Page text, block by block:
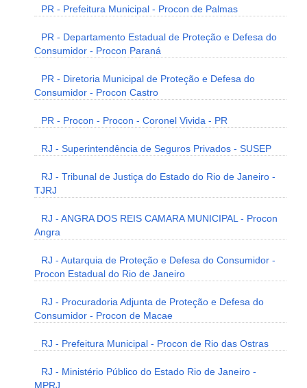
PR - Prefeitura Municipal - Procon de Palmas
PR - Departamento Estadual de Proteção e Defesa do
Consumidor - Procon Paraná
PR - Diretoria Municipal de Proteção e Defesa do
Consumidor - Procon Castro
PR - Procon - Procon - Coronel Vivida - PR
RJ - Superintendência de Seguros Privados - SUSEP
RJ - Tribunal de Justiça do Estado do Rio de Janeiro -
TJRJ
RJ - ANGRA DOS REIS CAMARA MUNICIPAL - Procon
Angra
RJ - Autarquia de Proteção e Defesa do Consumidor -
Procon Estadual do Rio de Janeiro
RJ - Procuradoria Adjunta de Proteção e Defesa do
Consumidor - Procon de Macae
RJ - Prefeitura Municipal - Procon de Rio das Ostras
RJ - Ministério Público do Estado Rio de Janeiro -
MPRJ